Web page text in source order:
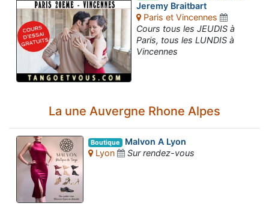
Jeremy Braitbart
Paris et Vincennes
Cours tous les JEUDIS à
Paris, tous les LUNDIS à
Vincennes
La une Auvergne Rhone Alpes
Boutique Malvon A Lyon
Lyon
Sur rendez-vous